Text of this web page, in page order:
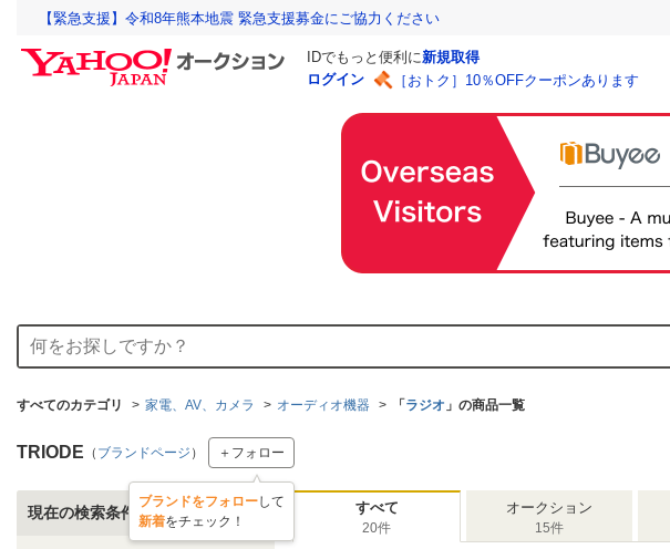
【緊急支援】令和8年熊本地震 緊急支援募金にご協力ください
IDでもっと便利に新規取得
ログイン
［おトク］10％OFFクーポンあります
すべてのカテゴリ 家電、AV、カメラ オーディオ機器 「 ラジオ 」の商品一覧
TRIODE （ ブランドページ ） ＋フォロー
ブランドをフォローして
新着をチェック！
現在の検索条件 すべて
20件
オークション
15件